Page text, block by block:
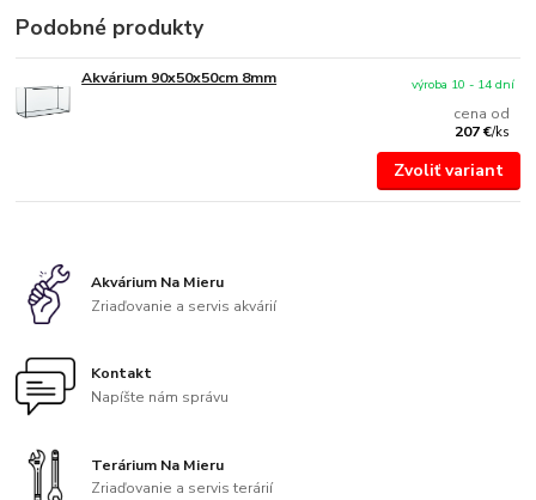
Podobné produkty
Akvárium 90x50x50cm 8mm
cena od
207 €/ks
výroba 10 - 14 dní
Zvoliť variant
Akvárium Na Mieru
Zriaďovanie a servis akvárií
Kontakt
Napíšte nám správu
Terárium Na Mieru
Zriaďovanie a servis terárií